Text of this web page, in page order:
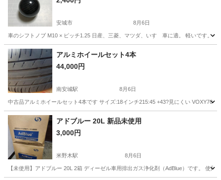
安城市 8月6日
車のシフトノブ M10 × ピッチ1.25 日産、三菱、マツダ、いすゞ車に適。 軽いです。
愛知 安城市 内装、インテリア シフトノブ
アルミホイールセット4本
44,000円
南安城駅 8月6日
中古品アルミホイールセット4本です サイズ:18インチ215:45 +43?見にくい VOXY70
愛知 安城市 南安城駅 タイヤ、ホイール
アドブルー 20L 新品未使用
3,000円
米野木駅 8月6日
【未使用】アドブルー 20L 2箱 ディーゼル車用排出ガス浄化剤（AdBlue）です。 使